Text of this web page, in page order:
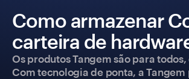
Como armazenar
carteira de
Os produtos Tangem são para
Com tecnologia de ponta, a